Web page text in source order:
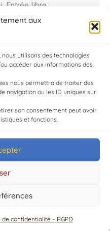
aux
utilisons des technologies
accéder aux informations des
nous permettra de traiter des
navigation ou les ID uniques sur
son consentement peut avoir
et fonctions.
de confidentialité – RGPD
Entrée libre
fortement
1 route de la forêt
| Tous droits réservés.
DESIGN